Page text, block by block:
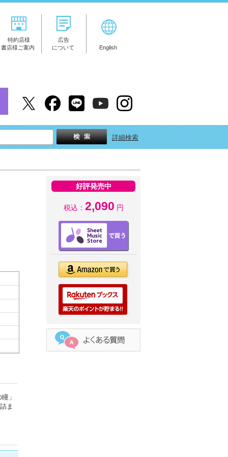
特約店様
書店様ご案内
広告
について
English
詳細検索
」
ま
好評発売中
税込： 2,090 円